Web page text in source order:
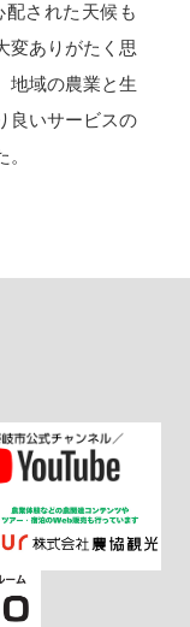
された天候も
変ありがたく思
地域の農業と生
良いサービスの